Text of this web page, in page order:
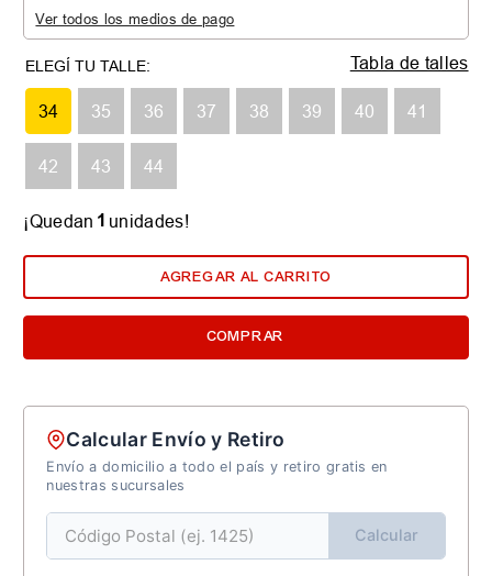
Ver todos los medios de pago
34 35 36 37 38 39 40 41
42 43 44
Tabla de talles
¡Quedan 1 unidades!
AGREGAR AL CARRITO
COMPRAR
Calcular Envío y Retiro
Envío a domicilio a todo el país y retiro gratis en
nuestras sucursales
Calcular